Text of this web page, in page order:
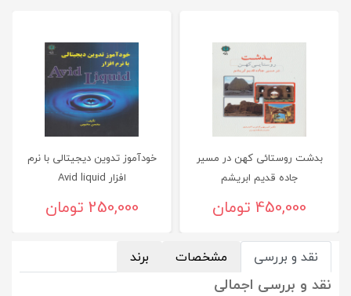
بدشت روستائی کهن در مسیر
جاده قدیم ابریشم
450,000 تومان
خودآموز تدوین دیجیتالی با نرم
افزار Avid liquid
250,000 تومان
نقد و بررسی مشخصات برند
نقد و بررسی اجمالی